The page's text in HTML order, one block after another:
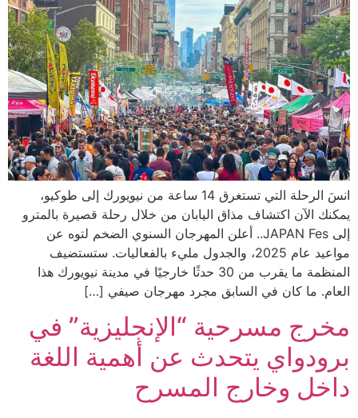
انسَ الرحلة التي تستغرق 14 ساعة من نيويورك إلى طوكيو،
يمكنك الآن اكتشاف مذاق اليابان من خلال رحلة قصيرة بالمترو
إلى JAPAN Fes.. أعلن المهرجان السنوي الضخم لتوه عن
مواعيد عام 2025، والجدول مليء بالفعاليات. ستستضيف
المنظمة ما يقرب من 30 حدثًا خارجيًا في مدينة نيويورك هذا
العام. ما كان في السابق مجرد مهرجان صيفي […]
مخرج مسرحية “الإنجليزية” في
برودواي يتحدث عن أهمية اللغة
داخل وخارج المسرح